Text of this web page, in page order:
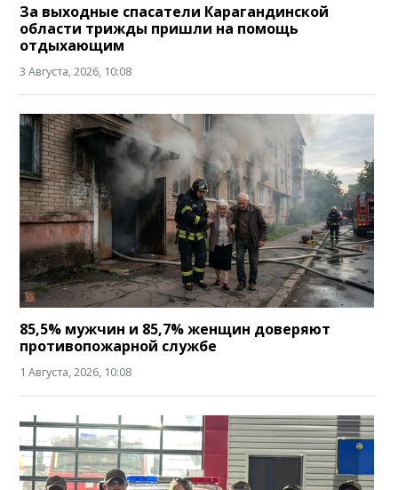
За выходные спасатели Карагандинской
области трижды пришли на помощь
отдыхающим
3 Августа, 2026, 10:08
85,5% мужчин и 85,7% женщин доверяют
противопожарной службе
1 Августа, 2026, 10:08